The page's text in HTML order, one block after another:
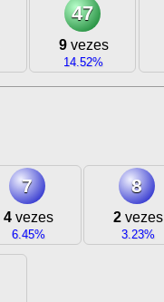
47
9vezes
14.52%
7
4 vezes
6.45%
8
2vezes
3.23%